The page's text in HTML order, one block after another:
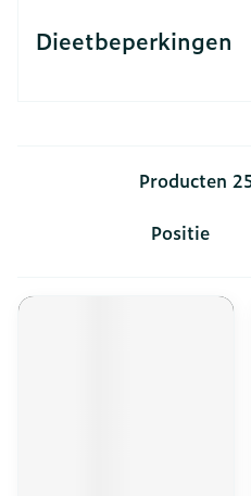
Dieetbeperkingen
Producten
Sorteer op: